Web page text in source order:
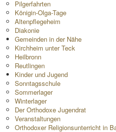
Pilgerfahrten
Königin-Olga-Tage
Altenpflegeheim
Diakonie
Gemeinden in der Nähe
Kirchheim unter Teck
Heilbronn
Reutlingen
Kinder und Jugend
Sonntagsschule
Sommerlager
Winterlager
Der Orthodoxe Jugendrat
Veranstaltungen
Orthodoxer Religionsunterricht in